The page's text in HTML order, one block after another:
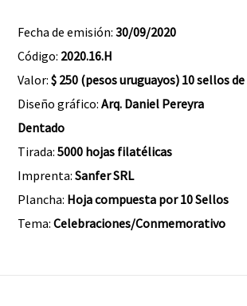
Fecha de emisión: 30/09/2020
Código: 2020.16.H
Valor: $ 250 (pesos uruguayos) 10 sellos de
Diseño gráfico: Arq. Daniel Pereyra
Dentado
Tirada: 5000 hojas filatélicas
Imprenta: Sanfer SRL
Plancha: Hoja compuesta por 10 Sellos
Tema: Celebraciones/Conmemorativo